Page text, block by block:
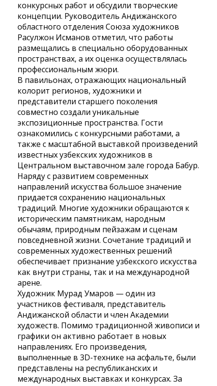
конкурсных работ и обсудили творческие
концепции. Руководитель Андижанского
областного отделения Союза художников
Расулжон Исманов отметил, что работы
размещались в специально оборудованных
пространствах, а их оценка осуществлялась
профессиональным жюри.
В павильонах, отражающих национальный
колорит регионов, художники и
представители старшего поколения
совместно создали уникальные
экспозиционные пространства. Гости
ознакомились с конкурсными работами, а
также с масштабной выставкой произведений
известных узбекских художников в
Центральном выставочном зале города Бабур.
Наряду с развитием современных
направлений искусства большое значение
придается сохранению национальных
традиций. Многие художники обращаются к
историческим памятникам, народным
обычаям, природным пейзажам и сценам
повседневной жизни. Сочетание традиций и
современных художественных решений
обеспечивает признание узбекского искусства
как внутри страны, так и на международной
арене.
Художник Мурад Умаров — один из
участников фестиваля, представитель
Андижанской области и член Академии
художеств. Помимо традиционной живописи и
графики он активно работает в новых
направлениях. Его произведения,
выполненные в 3D-технике на асфальте, были
представлены на республиканских и
международных выставках и конкурсах. За